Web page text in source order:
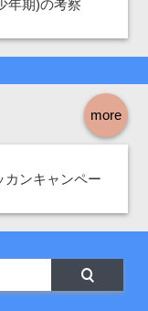
年期)の考察
more
カンキャンペー